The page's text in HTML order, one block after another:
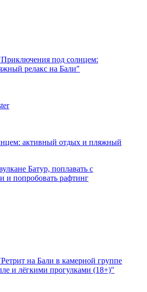
активный отдых и пляжный
Батур, поплавать с
и попробовать рафтинг